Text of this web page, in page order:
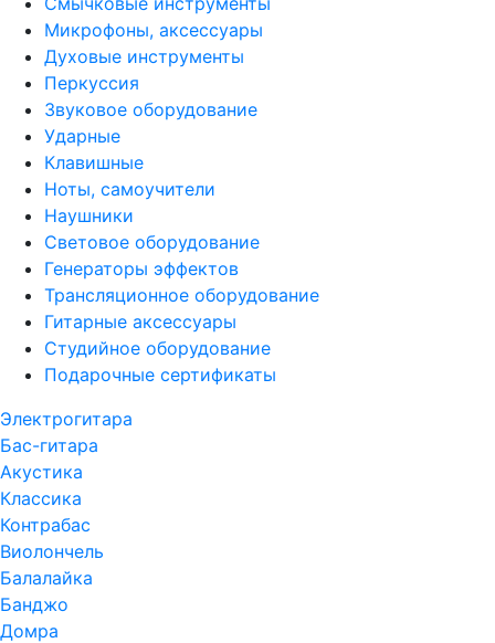
Микрофоны, аксессуары
Духовые инструменты
Перкуссия
Звуковое оборудование
Ударные
Клавишные
Ноты, самоучители
Наушники
Световое оборудование
Генераторы эффектов
Трансляционное оборудование
Гитарные аксессуары
Студийное оборудование
Подарочные сертификаты
Электрогитара
Бас-гитара
Акустика
Классика
Контрабас
Виолончель
Балалайка
Банджо
Домра